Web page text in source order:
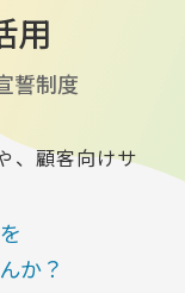
用
誓制度
、顧客向けサ
を
か？